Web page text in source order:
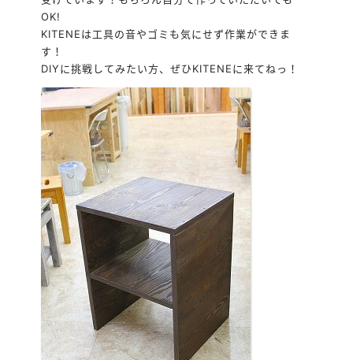
OK!
KITENEは工具の音やゴミも気にせず作業ができま
す！
DIYに挑戦してみたい方、ぜひKITENEに来てねっ！